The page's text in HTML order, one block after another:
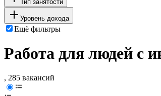
Тип занятости
Уровень дохода
Ещё фильтры
Работа для людей с
, 285 вакансий